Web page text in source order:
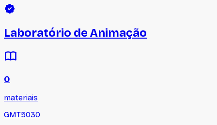
Laboratório de Animação
0
materiais
GMT5030